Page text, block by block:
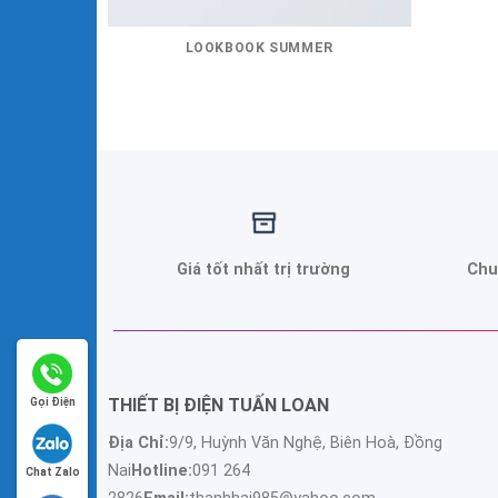
LOOKBOOK SUMMER
Giá tốt nhất trị trường
THIẾT BỊ ĐIỆN TUẤN LOAN
Địa Chỉ:9/9, Huỳnh Văn Nghệ, Biên Hoà, Đồng
NaiHotline:091 264
Gọi Điện
Chat Zalo